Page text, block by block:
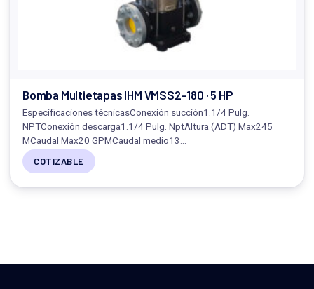
Bomba Multietapas IHM VMSS2-180 · 5 HP
Especificaciones técnicasConexión succión1.1/4 Pulg.
NPTConexión descarga1.1/4 Pulg. NptAltura (ADT) Max245
MCaudal Max20 GPMCaudal medio13…
COTIZABLE